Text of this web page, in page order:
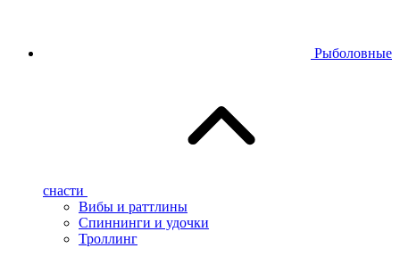
Рыболовные
снасти
Вибы и раттлины
Спиннинги и удочки
Троллинг